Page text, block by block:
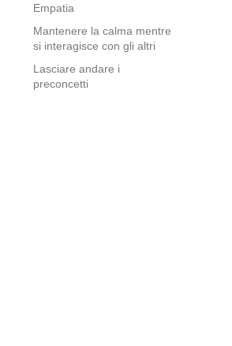
Empatia
Mantenere la calma mentre
si interagisce con gli altri
Lasciare andare i
preconcetti